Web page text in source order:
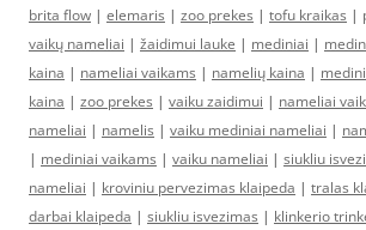
brita flow | elemaris | zoo prekes | tofu kraikas |
vaikų nameliai | žaidimui lauke | mediniai |
kaina | nameliai vaikams | namelių kaina |
kaina | zoo prekes | vaiku zaidimui | nameliai
nameliai | namelis | vaiku mediniai nameliai |
| mediniai vaikams | vaiku nameliai | siukliu
nameliai | kroviniu pervezimas klaipeda | tralas
darbai klaipeda | siukliu isvezimas | klinkerio